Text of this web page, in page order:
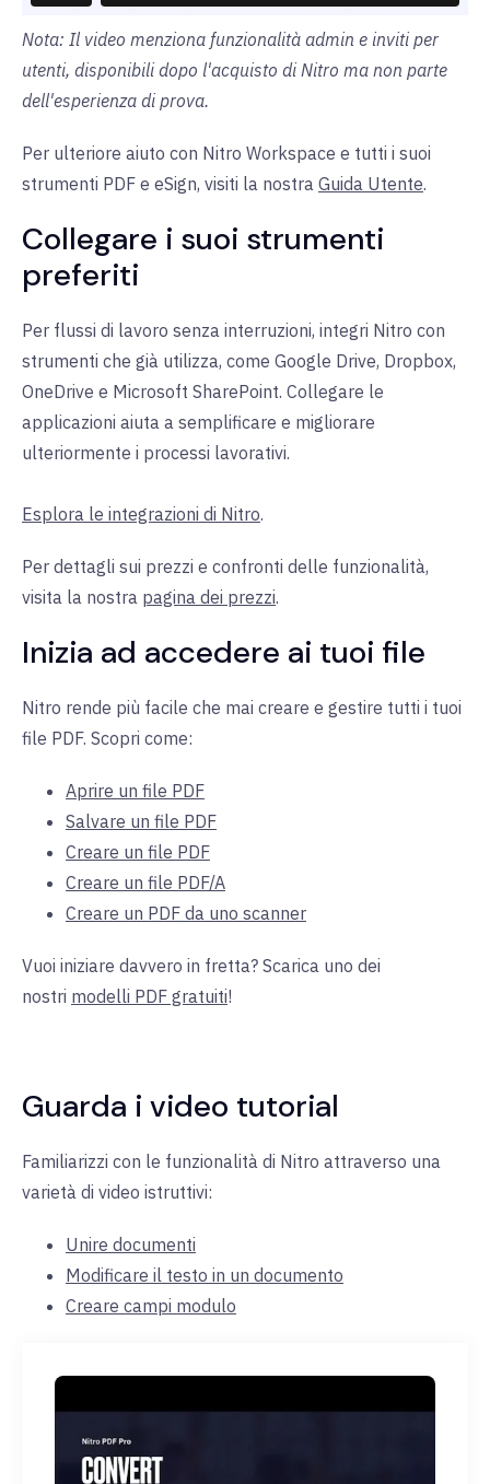
Nota: Il video menziona funzionalità admin e inviti per
utenti, disponibili dopo l'acquisto di Nitro ma non parte
dell'esperienza di prova.
Per ulteriore aiuto con Nitro Workspace e tutti i suoi
strumenti PDF e eSign, visiti la nostra Guida Utente.
Collegare i suoi strumenti
preferiti
Per flussi di lavoro senza interruzioni, integri Nitro con
strumenti che già utilizza, come Google Drive, Dropbox,
OneDrive e Microsoft SharePoint. Collegare le
applicazioni aiuta a semplificare e migliorare
ulteriormente i processi lavorativi.
Esplora le integrazioni di Nitro.
Per dettagli sui prezzi e confronti delle funzionalità,
visita la nostra pagina dei prezzi.
Inizia ad accedere ai tuoi file
Nitro rende più facile che mai creare e gestire tutti i tuoi
file PDF. Scopri come:
Aprire un file PDF
Salvare un file PDF
Creare un file PDF
Creare un file PDF/A
Creare un PDF da uno scanner
Vuoi iniziare davvero in fretta? Scarica uno dei
nostri modelli PDF gratuiti!
Guarda i video tutorial
Familiarizzi con le funzionalità di Nitro attraverso una
varietà di video istruttivi:
Unire documenti
Modificare il testo in un documento
Creare campi modulo